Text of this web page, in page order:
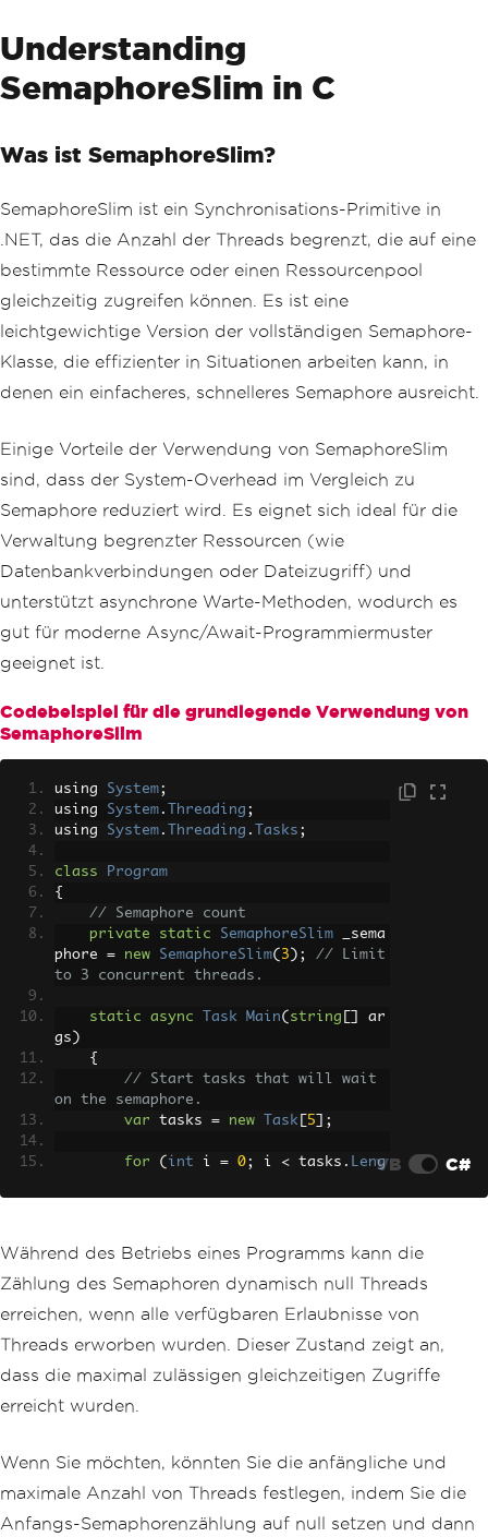
Understanding
SemaphoreSlim in C
Was ist SemaphoreSlim?
SemaphoreSlim ist ein Synchronisations-Primitive in
.NET, das die Anzahl der Threads begrenzt, die auf eine
bestimmte Ressource oder einen Ressourcenpool
gleichzeitig zugreifen können. Es ist eine
leichtgewichtige Version der vollständigen Semaphore-
Klasse, die effizienter in Situationen arbeiten kann, in
denen ein einfacheres, schnelleres Semaphore ausreicht.
Einige Vorteile der Verwendung von SemaphoreSlim
sind, dass der System-Overhead im Vergleich zu
Semaphore reduziert wird. Es eignet sich ideal für die
Verwaltung begrenzter Ressourcen (wie
Datenbankverbindungen oder Dateizugriff) und
unterstützt asynchrone Warte-Methoden, wodurch es
gut für moderne Async/Await-Programmiermuster
geeignet ist.
Codebeispiel für die grundlegende Verwendung von
SemaphoreSlim
using System;
using System . Threading ;
using System . Threading . Tasks ;
class
Program
{
// Semaphore count
private
static SemaphoreSlim _sema
phore = new SemaphoreSlim( 3 );
// Limit
to 3 concurrent threads.
static async Task Main( string
ar
gs )
{
// Start tasks that will wait
on the semaphore.
var tasks = new Task 5 ];
for ( int i = 0; i < tasks . Leng
AccessResource
));
// Simulate some work in the m
ain thread (e.g., initialization).
Console.WriteLine("Main thread
is preparing resources...");
mulate initialization delay.
// Main thread calls release,
releases semaphore permits to allow wa
iting tasks to proceed.
Console
WriteLine
"Main thread
VB C#
Während des Betriebs eines Programms kann die
Zählung des Semaphoren dynamisch null Threads
erreichen, wenn alle verfügbaren Erlaubnisse von
Threads erworben wurden. Dieser Zustand zeigt an,
dass die maximal zulässigen gleichzeitigen Zugriffe
erreicht wurden.
Wenn Sie möchten, könnten Sie die anfängliche und
maximale Anzahl von Threads festlegen, indem Sie die
Anfangs-Semaphorenzählung auf null setzen und dann